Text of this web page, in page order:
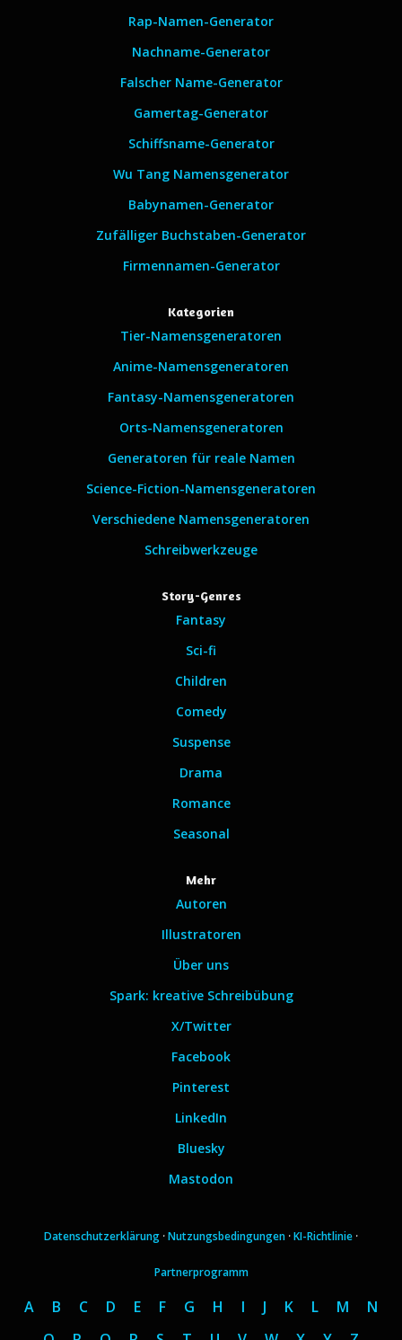
Rap-Namen-Generator
Nachname-Generator
Falscher Name-Generator
Gamertag-Generator
Schiffsname-Generator
Wu Tang Namensgenerator
Babynamen-Generator
Zufälliger Buchstaben-Generator
Firmennamen-Generator
Kategorien
Tier-Namensgeneratoren
Anime-Namensgeneratoren
Fantasy-Namensgeneratoren
Orts-Namensgeneratoren
Generatoren für reale Namen
Science-Fiction-Namensgeneratoren
Verschiedene Namensgeneratoren
Schreibwerkzeuge
Story-Genres
Fantasy
Sci-fi
Children
Comedy
Suspense
Drama
Romance
Seasonal
Mehr
Autoren
Illustratoren
Über uns
Spark: kreative Schreibübung
X/Twitter
Facebook
Pinterest
LinkedIn
Bluesky
Mastodon
Datenschutzerklärung ·Nutzungsbedingungen ·KI-Richtlinie ·
Partnerprogramm
A B C D E F G H I J K L M
N